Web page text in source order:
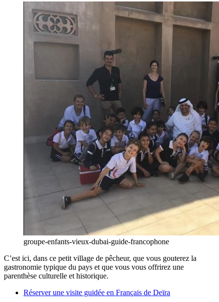
groupe-enfants-vieux-dubai-guide-francophone
C’est ici, dans ce petit village de pêcheur, que vous gouterez la
gastronomie typique du pays et que vous vous offrirez une
parenthèse culturelle et historique.
Réserver une visite guidée en Français de Deïra